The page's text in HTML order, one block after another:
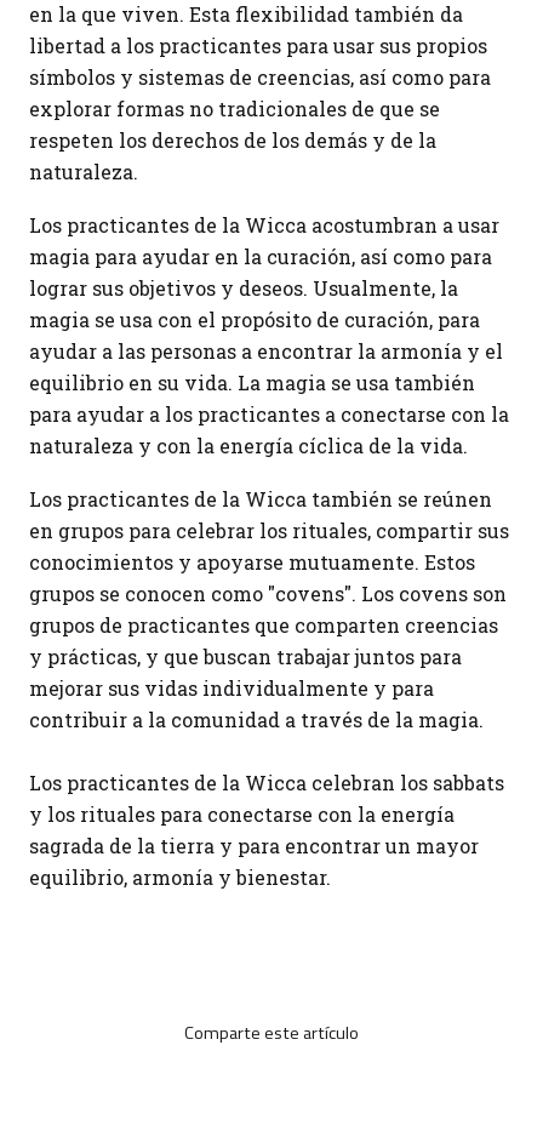
en la que viven. Esta flexibilidad también da
libertad a los practicantes para usar sus propios
símbolos y sistemas de creencias, así como para
explorar formas no tradicionales de que se
respeten los derechos de los demás y de la
naturaleza.
Los practicantes de la Wicca acostumbran a usar
magia para ayudar en la curación, así como para
lograr sus objetivos y deseos. Usualmente, la
magia se usa con el propósito de curación, para
ayudar a las personas a encontrar la armonía y el
equilibrio en su vida. La magia se usa también
para ayudar a los practicantes a conectarse con la
naturaleza y con la energía cíclica de la vida.
Los practicantes de la Wicca también se reúnen
en grupos para celebrar los rituales, compartir sus
conocimientos y apoyarse mutuamente. Estos
grupos se conocen como "covens". Los covens son
grupos de practicantes que comparten creencias
y prácticas, y que buscan trabajar juntos para
mejorar sus vidas individualmente y para
contribuir a la comunidad a través de la magia.
Los practicantes de la Wicca celebran los sabbats
y los rituales para conectarse con la energía
sagrada de la tierra y para encontrar un mayor
equilibrio, armonía y bienestar.
Comparte este artículo